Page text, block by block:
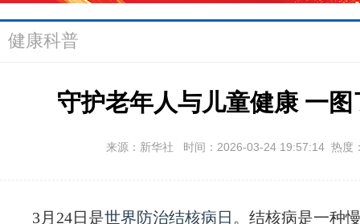
健康科普
守护老年人与儿童健康 一
来源：新华社 时间：2026-03-24 19:57:14 热度
3月24日是世界防治结核病日 。结核病是一种